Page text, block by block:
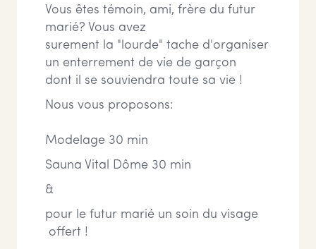
Vous êtes témoin, ami, frère du futur
marié? Vous avez
surement la "lourde" tache d'organiser
un enterrement de vie de garçon
dont il se souviendra toute sa vie !
Nous vous proposons:
Modelage 30 min
Sauna Vital Dôme 30 min
&
pour le futur marié un soin du visage
offert !